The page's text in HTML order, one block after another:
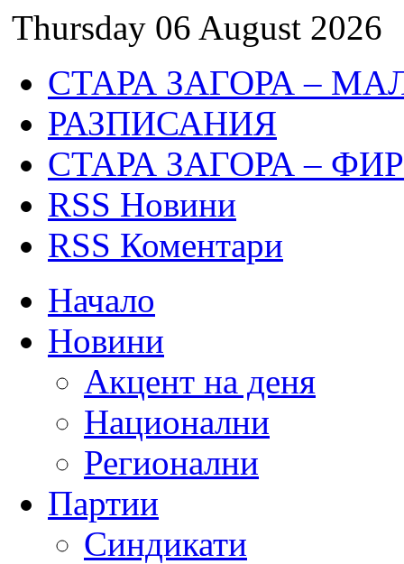
Thursday 06 August 2026
СТАРА ЗАГОРА –
РАЗПИСАНИЯ
СТАРА ЗАГОРА –
RSS Новини
RSS Коментари
Начало
Новини
Акцент на деня
Национални
Регионални
Партии
Синдикати